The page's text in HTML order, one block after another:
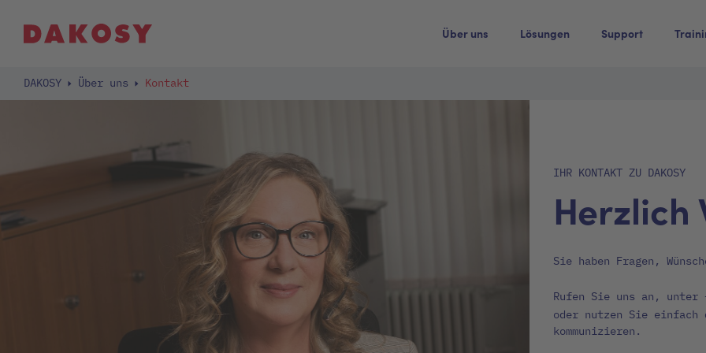
Über uns Lösungen Support
DAKOSY Über uns Kontakt
IHR KONTAKT ZU DAKOSY
Herzlich
Sie haben Fragen,
Rufen Sie uns an, unter
oder nutzen Sie einfach
kommunizieren.